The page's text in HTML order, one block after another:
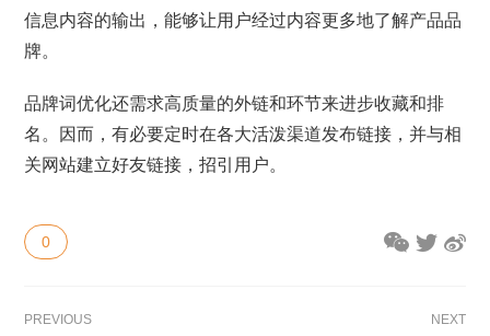
信息内容的输出，能够让用户经过内容更多地了解产品品
牌。
品牌词优化还需求高质量的外链和环节来进步收藏和排
名。因而，有必要定时在各大活泼渠道发布链接，并与相
关网站建立好友链接，招引用户。
0
PREVIOUS NEXT